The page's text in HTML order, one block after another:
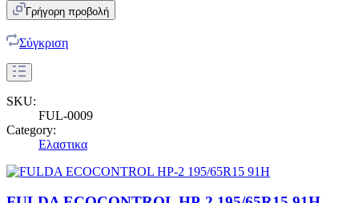
Γρήγορη προβολή
Σύγκριση
SKU:
FUL-0009
Category:
Ελαστικα